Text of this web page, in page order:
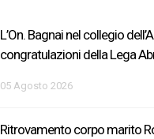
L’On. Bagnai nel collegio
congratulazioni della Lega
05 Agosto 2026
Ritrovamento corpo marito